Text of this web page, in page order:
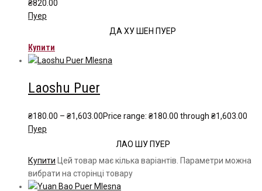
₴820.00
Пуер
ДА ХУ ШЕН ПУЕР
Купити
Laoshu Puer
₴180.00 – ₴1,603.00Price range: ₴180.00 through ₴1,603.00
Пуер
ЛАО ШУ ПУЕР
Купити Цей товар має кілька варіантів. Параметри можна
вибрати на сторінці товару